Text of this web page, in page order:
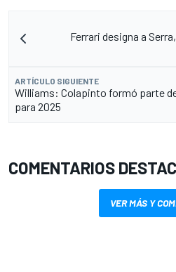
Ferrari designa a
ARTÍCULO SIGUIENTE
Williams: Colapinto formó parte
para 2025
COMENTARIOS
VER MÁS Y